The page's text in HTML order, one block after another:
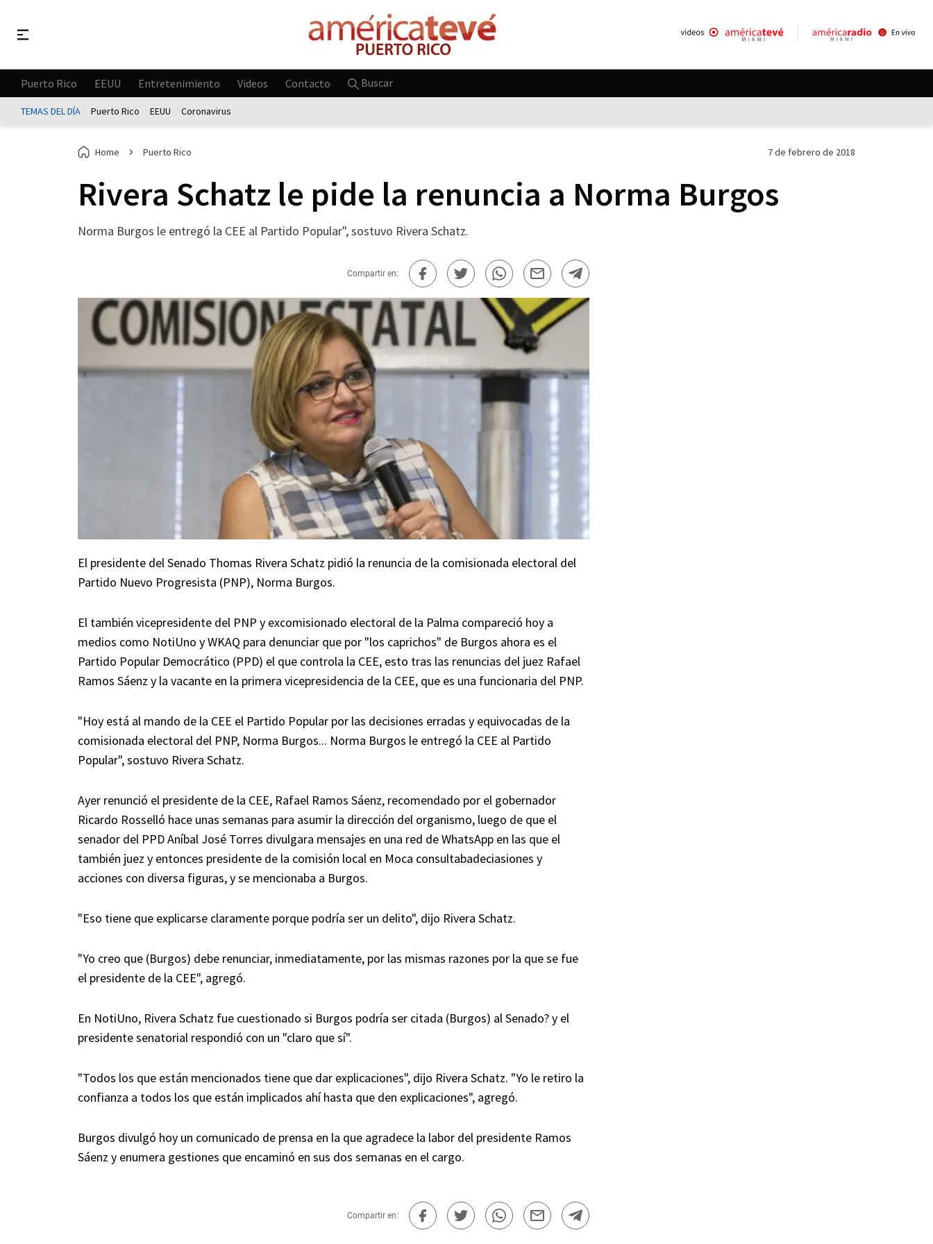
Puerto Rico EEUU Entretenimiento Videos Contacto Buscar
TEMAS DEL DÍA Puerto Rico EEUU Coronavirus
Home Puerto Rico 7 de febrero de 2018
Rivera Schatz le pide la renuncia a Norma Burgos
Norma Burgos le entregó la CEE al Partido Popular", sostuvo Rivera Schatz.
Compartir en:
El presidente del Senado Thomas Rivera Schatz pidió la renuncia de la comisionada electoral del
Partido Nuevo Progresista (PNP), Norma Burgos.
El también vicepresidente del PNP y excomisionado electoral de la Palma compareció hoy a
medios como NotiUno y WKAQ para denunciar que por "los caprichos" de Burgos ahora es el
Partido Popular Democrático (PPD) el que controla la CEE, esto tras las renuncias del juez Rafael
Ramos Sáenz y la vacante en la primera vicepresidencia de la CEE, que es una funcionaria del PNP.
"Hoy está al mando de la CEE el Partido Popular por las decisiones erradas y equivocadas de la
comisionada electoral del PNP, Norma Burgos... Norma Burgos le entregó la CEE al Partido
Popular", sostuvo Rivera Schatz.
Ayer renunció el presidente de la CEE, Rafael Ramos Sáenz, recomendado por el gobernador
Ricardo Rosselló hace unas semanas para asumir la dirección del organismo, luego de que el
senador del PPD Aníbal José Torres divulgara mensajes en una red de WhatsApp en las que el
también juez y entonces presidente de la comisión local en Moca consultabadeciasiones y
acciones con diversa figuras, y se mencionaba a Burgos.
"Eso tiene que explicarse claramente porque podría ser un delito", dijo Rivera Schatz.
"Yo creo que (Burgos) debe renunciar, inmediatamente, por las mismas razones por la que se fue
el presidente de la CEE", agregó.
En NotiUno, Rivera Schatz fue cuestionado si Burgos podría ser citada (Burgos) al Senado? y el
presidente senatorial respondió con un "claro que sí".
"Todos los que están mencionados tiene que dar explicaciones", dijo Rivera Schatz. "Yo le retiro la
confianza a todos los que están implicados ahí hasta que den explicaciones", agregó.
Burgos divulgó hoy un comunicado de prensa en la que agradece la labor del presidente Ramos
Sáenz y enumera gestiones que encaminó en sus dos semanas en el cargo.
Compartir en: